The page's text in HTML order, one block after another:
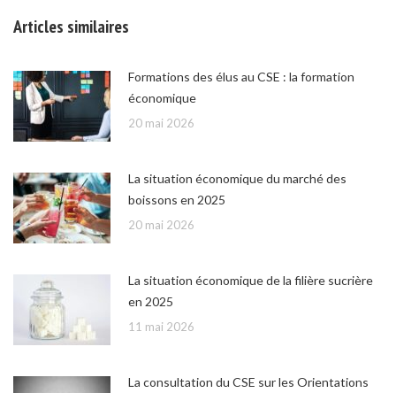
Articles similaires
Formations des élus au CSE : la formation
économique
20 mai 2026
La situation économique du marché des
boissons en 2025
20 mai 2026
La situation économique de la filière sucrière
en 2025
11 mai 2026
La consultation du CSE sur les Orientations